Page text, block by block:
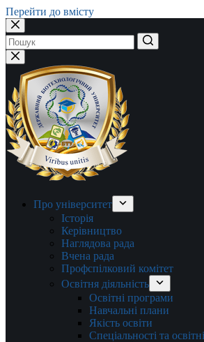
Перейти до вмісту
Немає
результатів
Про університет
Історія
Керівництво
Наглядова рада
Вчена рада
Профспілковий комітет
Освітня діяльність
Освітні програми
Навчальні плани
Якість освіти
Спеціальності та